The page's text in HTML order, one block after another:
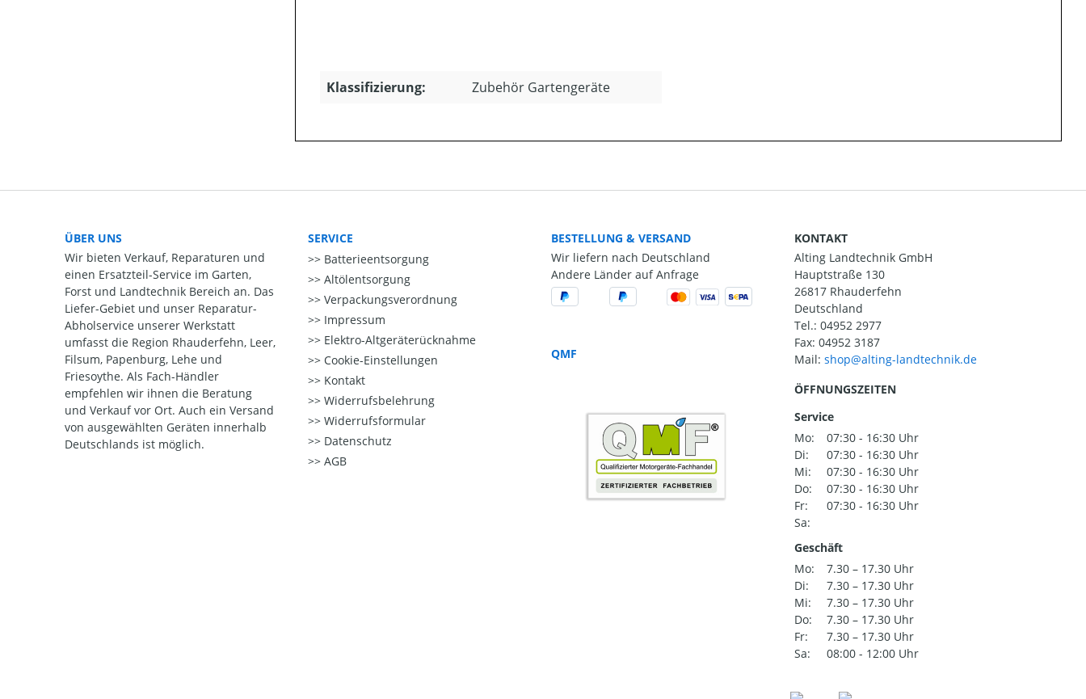
Klassifizierung: Zubehör Gartengeräte
ÜBER UNS
Wir bieten Verkauf, Reparaturen und
einen Ersatzteil-Service im Garten,
Forst und Landtechnik Bereich an. Das
Liefer-Gebiet und unser Reparatur-
Abholservice unserer Werkstatt
umfasst die Region Rhauderfehn, Leer,
Filsum, Papenburg, Lehe und
Friesoythe. Als Fach-Händler
empfehlen wir ihnen die Beratung
und Verkauf vor Ort. Auch ein Versand
von ausgewählten Geräten innerhalb
Deutschlands ist möglich.
SERVICE
Batterieentsorgung
Altölentsorgung
Verpackungsverordnung
Impressum
Elektro-Altgeräterücknahme
Cookie-Einstellungen
Kontakt
Widerrufsbelehrung
Widerrufsformular
Datenschutz
AGB
BESTELLUNG & VERSAND
Wir liefern nach Deutschland
Andere Länder auf Anfrage
QMF
KONTAKT
Alting Landtechnik GmbH
Hauptstraße 130
26817 Rhauderfehn
Deutschland
Tel.: 04952 2977
Fax: 04952 3187
Mail:
ÖFFNUNGSZEITEN
Service
Mo:
07:30 - 16:30 Uhr
Di:
07:30 - 16:30 Uhr
Mi:
07:30 - 16:30 Uhr
Do:
07:30 - 16:30 Uhr
Fr:
07:30 - 16:30 Uhr
Sa:
Geschäft
Mo:
7.30 – 17.30 Uhr
Di:
7.30 – 17.30 Uhr
Mi:
7.30 – 17.30 Uhr
Do:
7.30 – 17.30 Uhr
Fr:
7.30 – 17.30 Uhr
Sa:
08:00 - 12:00 Uhr